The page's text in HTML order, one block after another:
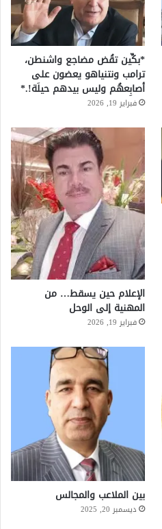
*بكِّين تقُض مضاجع واشنطن،
ترامب ونتنياهو يعضون على
أصابِعهُم وليس بيدهم حيلَة!.*
فبراير 19, 2026
الإعلام حين يسقط… من
المهنية إلى الوحل
فبراير 19, 2026
بين الملاعب والمجالس
ديسمبر 20, 2025